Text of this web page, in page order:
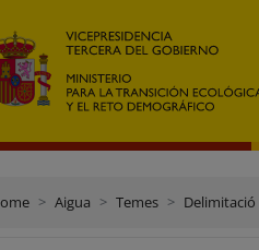
Aigua Temes